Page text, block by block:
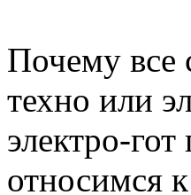
Почему все
техно или
электро-
относимся